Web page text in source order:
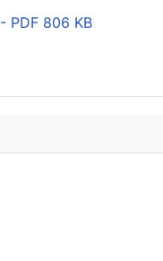
PDF 806 KB